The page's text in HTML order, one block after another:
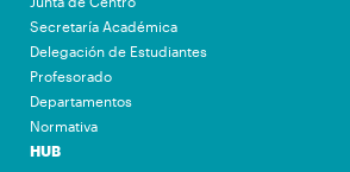
Secretaría Académica
Delegación de Estudiantes
Profesorado
Departamentos
Normativa
HUB